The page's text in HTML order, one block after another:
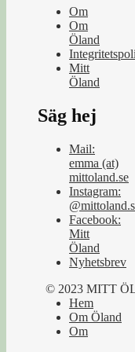
Om
Om
Öland
Mitt
Öland
Säg hej
Mail:
emma (at)
mittoland.se
Instagram:
Facebook:
Mitt
Öland
Nyhetsbrev
© 2023 MITT
Hem
Om Öland
Om